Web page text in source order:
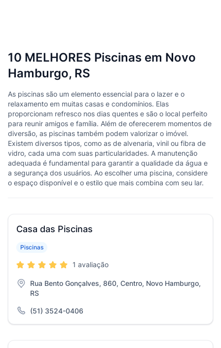
10 MELHORES Piscinas em Novo
Hamburgo, RS
As piscinas são um elemento essencial para o lazer e o
relaxamento em muitas casas e condomínios. Elas
proporcionam refresco nos dias quentes e são o local perfeito
para reunir amigos e família. Além de oferecerem momentos de
diversão, as piscinas também podem valorizar o imóvel.
Existem diversos tipos, como as de alvenaria, vinil ou fibra de
vidro, cada uma com suas particularidades. A manutenção
adequada é fundamental para garantir a qualidade da água e
a segurança dos usuários. Ao escolher uma piscina, considere
o espaço disponível e o estilo que mais combina com seu lar.
Casa das Piscinas
Piscinas
1 avaliação
Rua Bento Gonçalves, 860, Centro, Novo Hamburgo,
RS
(51) 3524-0406